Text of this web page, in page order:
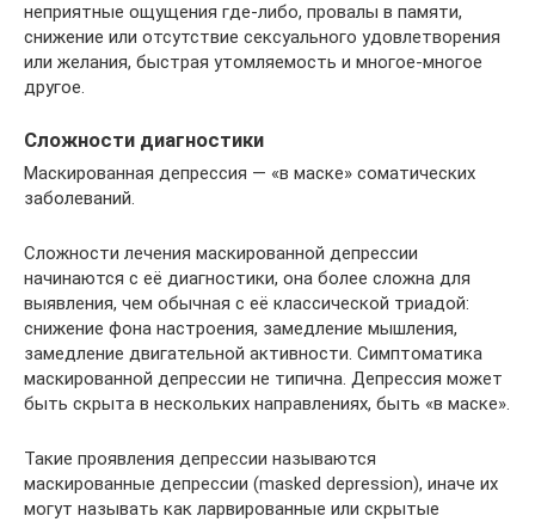
неприятные ощущения где-либо, провалы в памяти,
снижение или отсутствие сексуального удовлетворения
или желания, быстрая утомляемость и многое-многое
другое.
Сложности диагностики
Маскированная депрессия — «в маске» соматических
заболеваний.
Сложности лечения маскированной депрессии
начинаются с её диагностики, она более сложна для
выявления, чем обычная с её классической триадой:
снижение фона настроения, замедление мышления,
замедление двигательной активности. Симптоматика
маскированной депрессии не типична. Депрессия может
быть скрыта в нескольких направлениях, быть «в маске».
Такие проявления депрессии называются
маскированные депрессии (masked depression), иначе их
могут называть как ларвированные или скрытые